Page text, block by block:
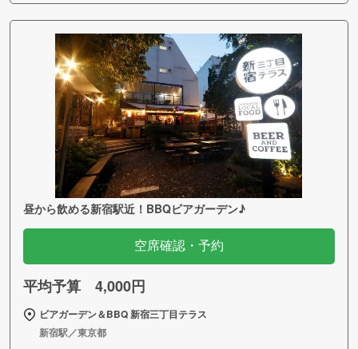
昼から飲める新宿駅近！BBQビアガーデン♪
空席確認・予約
平均予算 4,000円
ビアガーデン＆BBQ 新宿三丁目テラス
新宿駅／東京都